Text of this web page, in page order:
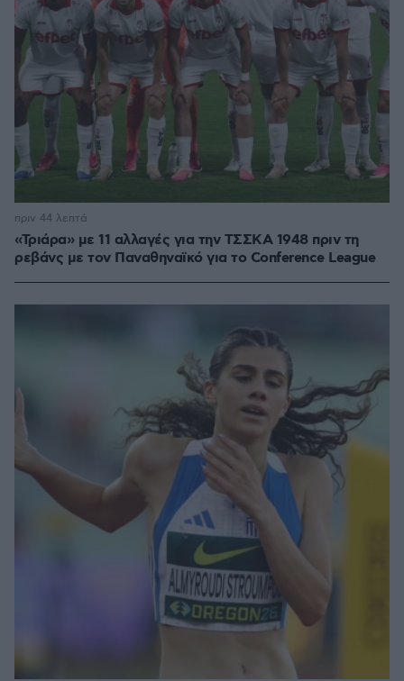
«Τριάρα» με 11 αλλαγές για την ΤΣΣΚΑ 1948 πριν τη
ρεβάνς με τον Παναθηναϊκό για το Conference League
πριν 44 λεπτά